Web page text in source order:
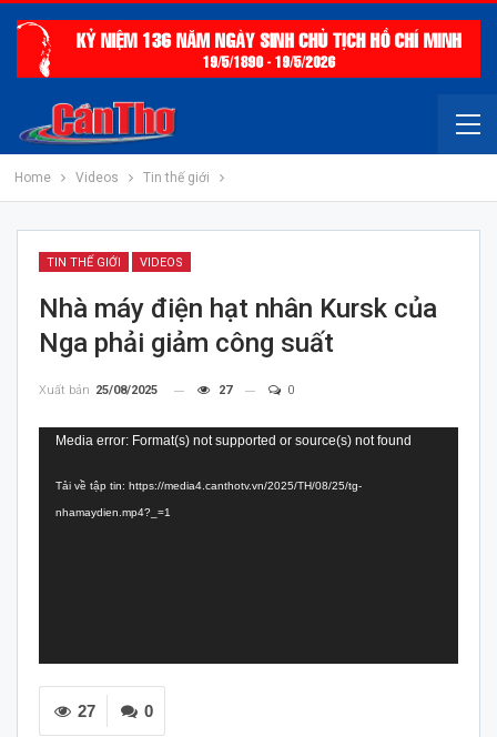
Home Videos Tin thế giới
TIN THẾ GIỚI VIDEOS
Nhà máy điện hạt nhân Kursk của
Nga phải giảm công suất
Xuất bản 25/08/2025 27 0
Trình
Video
Media error: Format(s) not supported or source(s) not found
Tải về tập tin: https://media4.canthotv.vn/2025/TH/08/25/tg-
nhamaydien.mp4?_=1
0
27